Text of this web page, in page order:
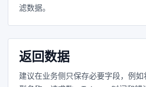
滤数据。
返回数据
建议在业务侧只保存必要字段，例